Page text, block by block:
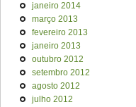
janeiro 2014
março 2013
fevereiro 2013
janeiro 2013
outubro 2012
setembro 2012
agosto 2012
julho 2012